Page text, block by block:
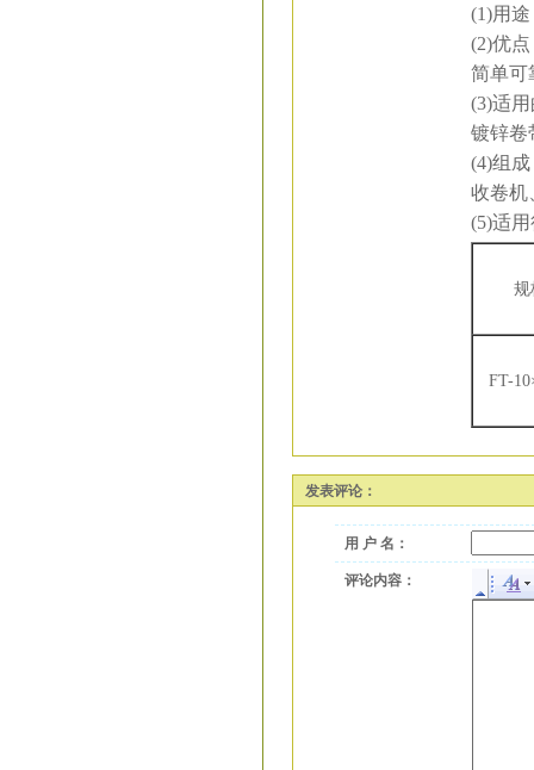
(1)用
(2)优
简单可
(3)适
镀锌卷
(4)组
收卷机
(5)适
规
FT-
发表评论：
用 户 名：
评论内容：